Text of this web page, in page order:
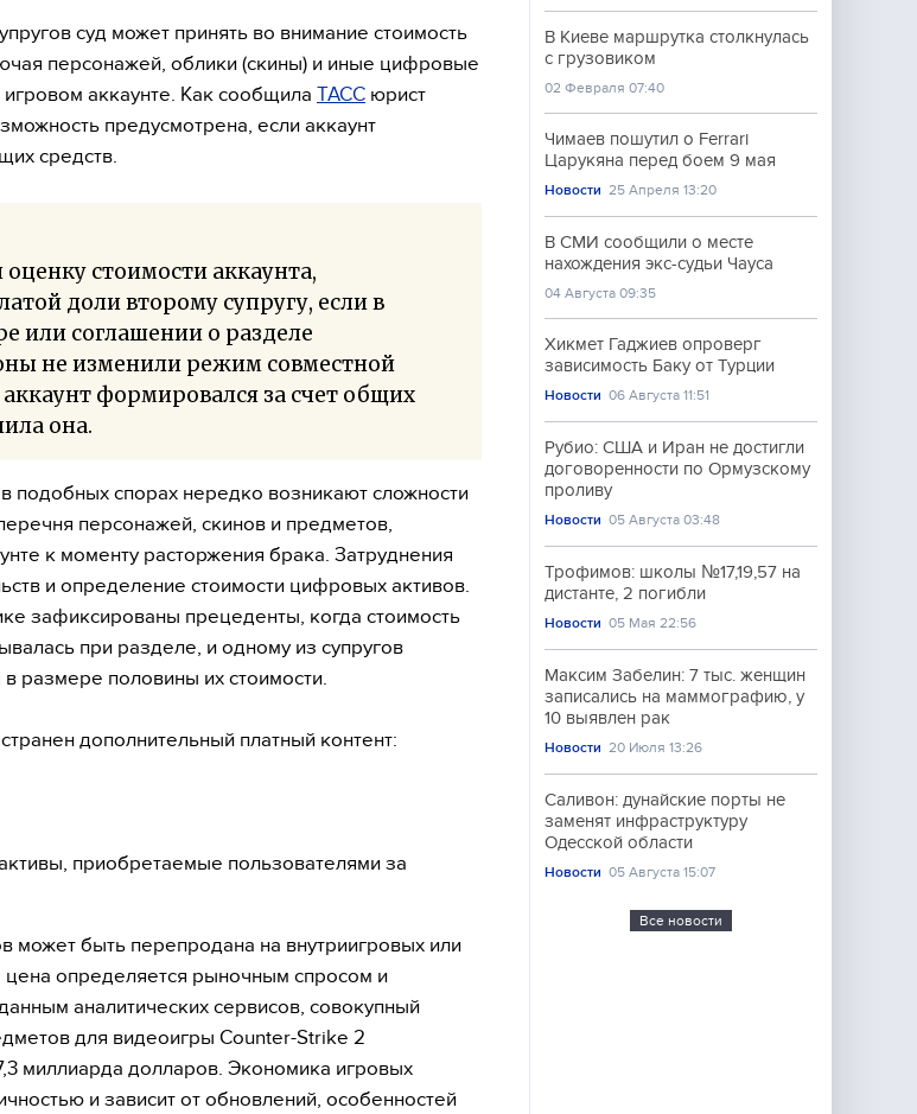
суд может принять во внимание стоимость
персонажей, облики (скины) и иные цифровые
аккаунте. Как сообщила ТАСС юрист
предусмотрена, если аккаунт
средств.
стоимости аккаунта,
доли второму супругу, если в
или соглашении о разделе
не изменили режим совместной
аккаунт формировался за счет общих
она.
подобных спорах нередко возникают сложности
персонажей, скинов и предметов,
к моменту расторжения брака. Затруднения
и определение стоимости цифровых активов.
зафиксированы прецеденты, когда стоимость
при разделе, и одному из супругов
размере половины их стоимости.
дополнительный платный контент:
приобретаемые пользователями за
может быть перепродана на внутриигровых или
цена определяется рыночным спросом и
аналитических сервисов, совокупный
для видеоигры Counter-Strike 2
миллиарда долларов. Экономика игровых
и зависит от обновлений, особенностей
В Киеве маршрутка столкнулась
с грузовиком
02 Февраля 07:40
Чимаев пошутил о Ferrari
Царукяна перед боем 9 мая
Новости 25 Апреля 13:20
В СМИ сообщили о месте
нахождения экс-судьи Чауса
04 Августа 09:35
Хикмет Гаджиев опроверг
зависимость Баку от Турции
Новости 06 Августа 11:51
Рубио: США и Иран не достигли
договоренности по Ормузскому
проливу
Новости 05 Августа 03:48
Трофимов: школы №17,19,57 на
дистанте, 2 погибли
Новости 05 Мая 22:56
Максим Забелин: 7 тыс. женщин
записались на маммографию, у
10 выявлен рак
Новости 20 Июля 13:26
Саливон: дунайские порты не
заменят инфраструктуру
Одесской области
Новости 05 Августа 15:07
Все новости